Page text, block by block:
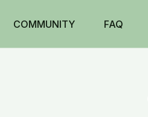
COMMUNITY FAQ